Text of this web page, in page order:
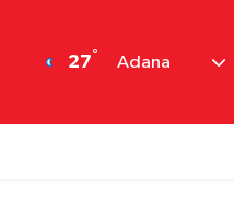
27° Adana